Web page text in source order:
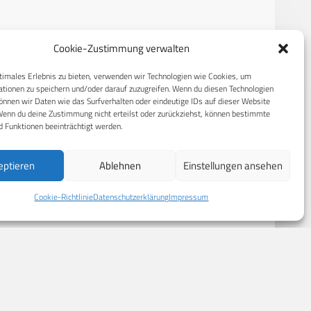
Cookie-Zustimmung verwalten
Erlebnis zu bieten, verwenden wir Technologien wie Cookies, um
zu speichern und/oder darauf zuzugreifen. Wenn du diesen Technologien
wir Daten wie das Surfverhalten oder eindeutige IDs auf dieser Website
du deine Zustimmung nicht erteilst oder zurückziehst, können bestimmte
Funktionen beeinträchtigt werden.
Ablehnen Einstellungen ansehen
Cookie-RichtlinieDatenschutzerklärungImpressum
RECHTLICHES
Datenschutzerklärung
Cookie-Richtlinie (EU)
AGB